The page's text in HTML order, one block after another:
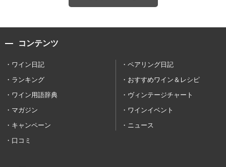
コンテンツ
ワイン日記
ペアリング日記
ランキング
おすすめワイン＆レシピ
ワイン用語辞典
ヴィンテージチャート
マガジン
ワインイベント
キャンペーン
ニュース
口コミ